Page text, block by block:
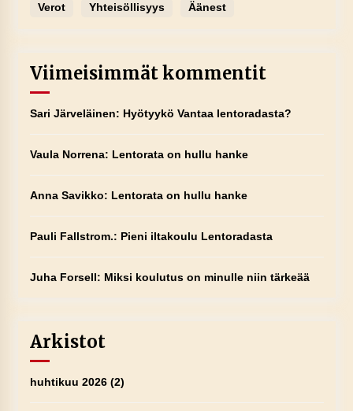
Verot
Yhteisöllisyys Äänest
Viimeisimmät kommentit
Sari Järveläinen: Hyötyykö Vantaa lentoradasta?
Vaula Norrena: Lentorata on hullu hanke
Anna Savikko: Lentorata on hullu hanke
Pauli Fallstrom.: Pieni iltakoulu Lentoradasta
Juha Forsell: Miksi koulutus on minulle niin tärkeää
Arkistot
huhtikuu 2026(2)